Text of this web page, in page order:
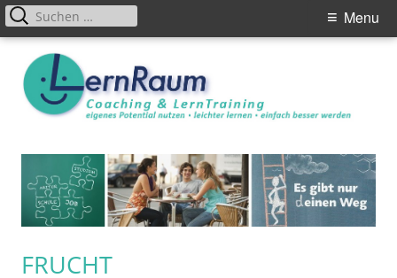
content
Primary
Menu
Menu
Suchen
nach:
SCHLAGWORT:
FRUCHT